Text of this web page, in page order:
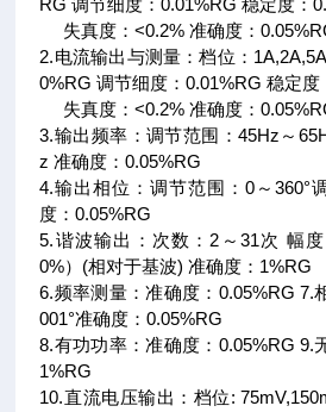
RG 调节细度：0.01%RG 稳定度：
失真度：<0.2% 准确度：
2.电流输出与测量：档位：
0%RG 调节细度：0.01%RG 稳定度
失真度：<0.2% 准确度：
3.输出频率：调节范围：45Hz～
z 准确度：0.05%RG
4.输出相位：调节范围：0～360°
度：0.05%RG
5.谐波输出：次数：2～31次 幅
0%）(相对于基波) 准确度：1%RG
6.频率测量：准确度：0.05%RG 7.
001°准确度：0.05%RG
8.有功功率：准确度：0.05%RG 9.
1%RG
10.直流电压输出：档位: